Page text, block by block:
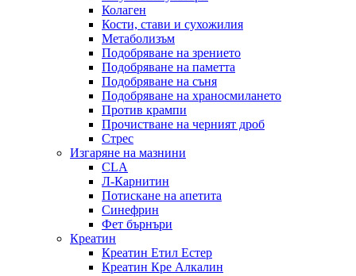
Колаген
Кости, стави и сухожилия
Метаболизъм
Подобряване на зрението
Подобряване на паметта
Подобряване на съня
Подобряване на храносмилането
Против крампи
Прочистване на черният дроб
Стрес
Изгаряне на мазнини
CLA
Л-Карнитин
Потискане на апетита
Синефрин
Фет бърнъри
Креатин
Креатин Етил Естер
Креатин Кре Алкалин